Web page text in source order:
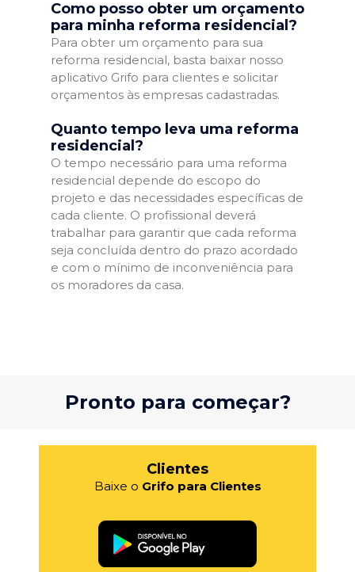
Como posso obter um orçamento
para minha reforma residencial?
Para obter um orçamento para sua
reforma residencial, basta baixar nosso
aplicativo Grifo para clientes e solicitar
orçamentos às empresas cadastradas.
Quanto tempo leva uma reforma
residencial?
O tempo necessário para uma reforma
residencial depende do escopo do
projeto e das necessidades específicas de
cada cliente. O profissional deverá
trabalhar para garantir que cada reforma
seja concluída dentro do prazo acordado
e com o mínimo de inconveniência para
os moradores da casa.
Pronto para começar?
Clientes
Baixe o Grifo para Clientes